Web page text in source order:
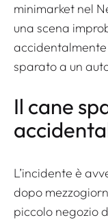
minimarket nel
una scena
sparato a un
Il cane
L’incidente è
dopo
piccolo negozio